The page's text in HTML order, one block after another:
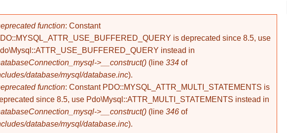
function: Constant
is deprecated since 8.5, use
instead in
>__construct() (line 334 of
database/mysql/database.inc).
function: Constant PDO::MYSQL_ATTR_MULTI_STATEMENTS is
since 8.5, use Pdo\Mysql::ATTR_MULTI_STATEMENTS instead in
>__construct() (line 346 of
database/mysql/database.inc).